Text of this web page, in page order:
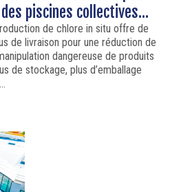
piscines collectives...
de chlore in situ offre de
de livraison pour une réduction de
dangereuse de produits
de stockage, plus d’emballage